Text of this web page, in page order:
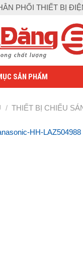
PHỐI THIẾT BỊ
SẢN PHẨM
/ THIẾT BỊ CHIẾU